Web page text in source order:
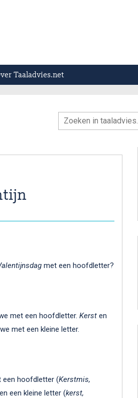
Taaladvies.net
met een hoofdletter?
met een hoofdletter. Kerst en
met een kleine letter.
een hoofdletter (Kerstmis,
een kleine letter (kerst,